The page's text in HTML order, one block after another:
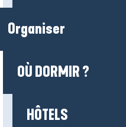
Organiser
OÙ DORMIR ?
HÔTELS
?
?
cliquant-ici